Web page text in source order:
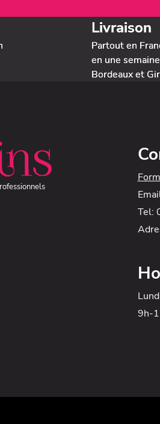
Livraison
Partout en
en une
Bordeaux et
Tel:
9h-